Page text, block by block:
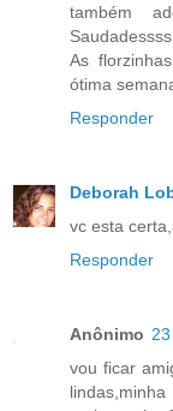
também
As
ótima
Responder
Deborah
vc esta
Responder
Anônimo
vou ficar